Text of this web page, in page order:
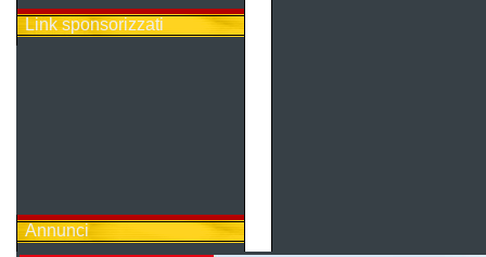
Link sponsorizzati
Annunci